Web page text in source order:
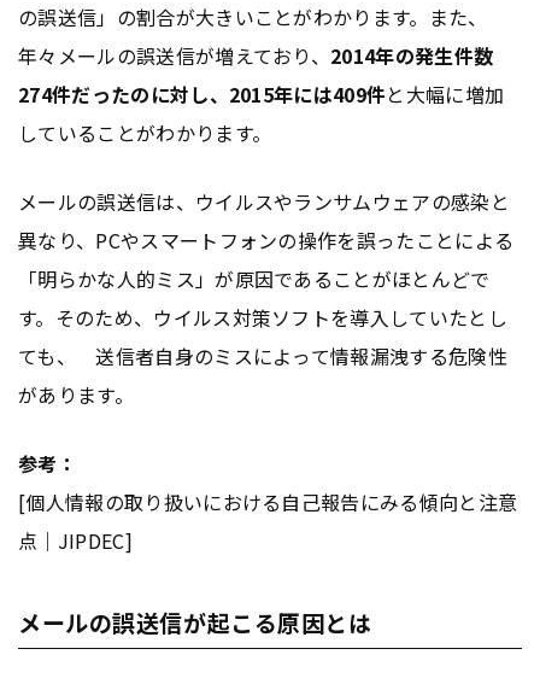
の誤送信」の割合が大きいことがわかります。また、
年々メールの誤送信が増えており、 2014年の発生件数
274件だったのに対し、2015年には409件と大幅に増加
していることがわかります。
メールの誤送信は、ウイルスやランサムウェアの感染と
異なり、PCやスマートフォンの操作を誤ったことによる
「明らかな人的ミス」が原因であることがほとんどで
す。そのため、ウイルス対策ソフトを導入していたとし
ても、 送信者自身のミスによって情報漏洩する危険性
があります。
参考：
[個人情報の取り扱いにおける自己報告にみる傾向と注意
点｜JIPDEC]
メールの誤送信が起こる原因とは